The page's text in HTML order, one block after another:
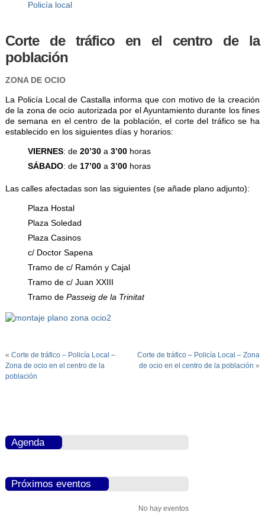
Policía local
Corte de tráfico en el centro de la
población
ZONA DE OCIO
La Policía Local de Castalla informa que con motivo de la creación
de la zona de ocio autorizada por el Ayuntamiento durante los fines
de semana en el centro de la población, el corte del tráfico se ha
establecido en los siguientes días y horarios:
VIERNES: de 20’30a 3’00horas
SÁBADO: de 17’00a 3’00horas
Las calles afectadas son las siguientes (se añade plano adjunto):
Plaza Hostal
Plaza Soledad
Plaza Casinos
c/ Doctor Sapena
Tramo de c/ Ramón y Cajal
Tramo de c/ Juan XXIII
Tramo de Passeig de la Trinitat
« Corte de tráfico – Policía Local –
Zona de ocio en el centro de la
población
Corte de tráfico – Policía Local – Zona
de ocio en el centro de la población »
Agenda
Próximos eventos
No hay eventos